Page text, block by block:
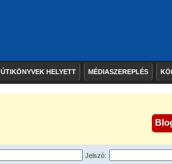
ÚTIKÖNYVEK HELYETT MÉDIASZEREPLÉS
Jelszó: